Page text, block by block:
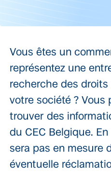
Vous êtes un
représentez une
recherche des
votre société ? Vous
trouver des
du CEC Belgique.
sera pas en mesure
éventuelle